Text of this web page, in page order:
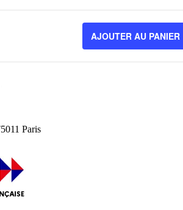
AJOUTER AU PANIER
Paris